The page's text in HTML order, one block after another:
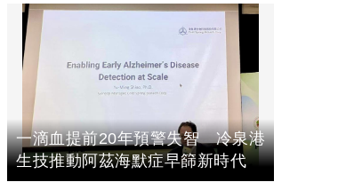
一滴血提前20年預警失智 冷泉港
生技推動阿茲海默症早篩新時代